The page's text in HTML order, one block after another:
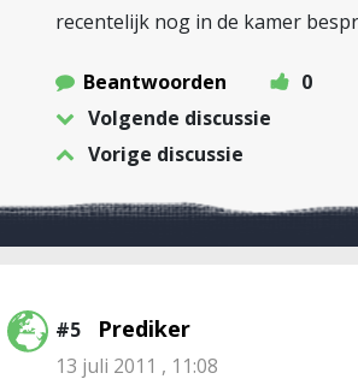
recentelijk nog in de kamer
Beantwoorden
0
Volgende discussie
Vorige discussie
#5 Prediker
13 juli 2011 , 11:08